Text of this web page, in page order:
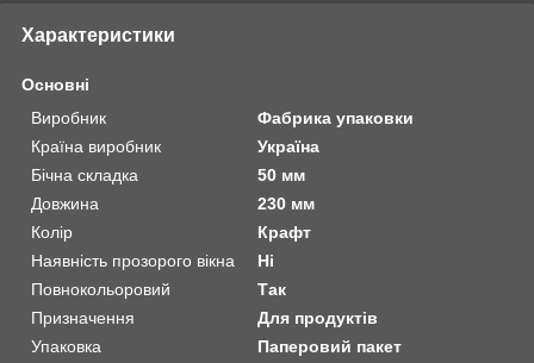
Характеристики
Основні
Виробник
Фабрика упаковки
Країна виробник
Україна
Бічна складка
50 мм
Довжина
230 мм
Колір
Крафт
Наявність прозорого вікна
Ні
Повнокольоровий
Так
Призначення
Для продуктів
Упаковка
Паперовий пакет